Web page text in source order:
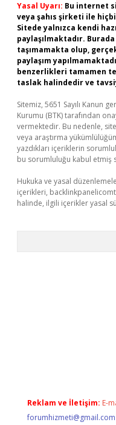
Yasal Uyarı: Bu internet
veya şahıs şirketi ile
Sitede yalnızca kendi
paylaşılmaktadır.
taşımamakta olup,
paylaşım
benzerlikleri tamamen
taslak halindedir ve
Sitemiz, 5651 Sayılı Kanun
Kurumu (BTK) tarafından
vermektedir. Bu nedenle,
veya araştırma
yazdıkları içeriklerin
bu sorumluluğu kabul etmiş
Hukuka ve yasal
içerikleri,
halinde, ilgili içerikler yasal
Reklam ve İletişim: E-
forumhizmeti@gmail.com